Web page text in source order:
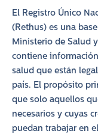
El Registro Único
(Rethus) es una
Ministerio de Salud
contiene
salud que están
país. El propósito
que solo aquellos
necesarios y cuyas
puedan trabajar en